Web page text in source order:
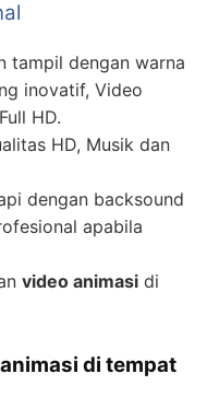
tampil dengan warna
inovatif, Video
HD.
HD, Musik dan
dengan backsound
apabila
video animasi di
di tempat